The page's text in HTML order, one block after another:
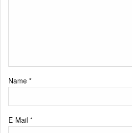
Name *
E-Mail *